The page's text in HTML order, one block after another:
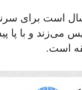
لندن
است برای
می‌زند و با
است.